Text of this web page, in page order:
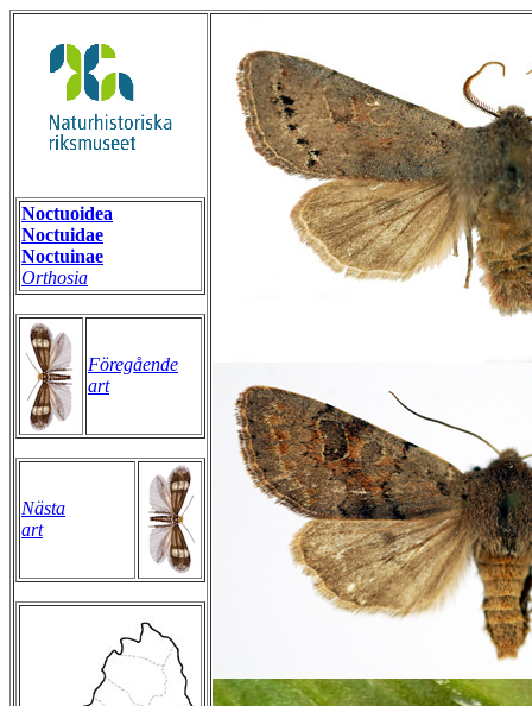
Noctuoidea
Noctuidae
Noctuinae
Orthosia
Föregående
art
Nästa
art